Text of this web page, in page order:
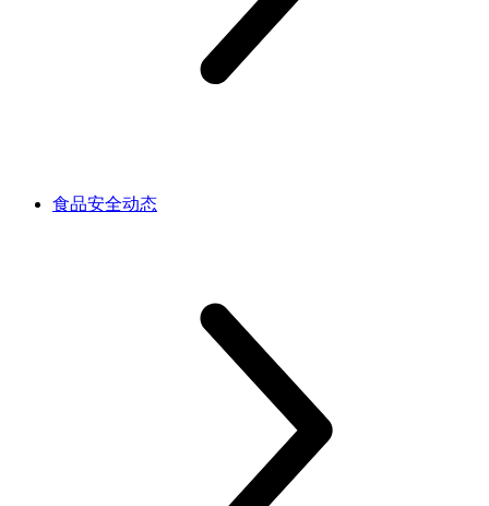
食品安全动态